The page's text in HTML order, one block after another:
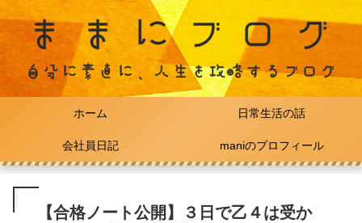
ホーム 日常生活の話
会社員日記 maniのプロフィール
【合格ノート公開】３日で乙４は受か